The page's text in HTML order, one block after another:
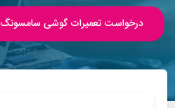
درخواست تعمیرات گوشی سامسونگ